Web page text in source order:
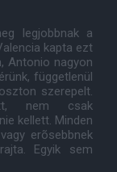
legjobbnak a
kapta ezt
Antonio nagyon
függetlenül
szerepelt.
nem csak
kellett. Minden
erõsebbnek
Egyik sem